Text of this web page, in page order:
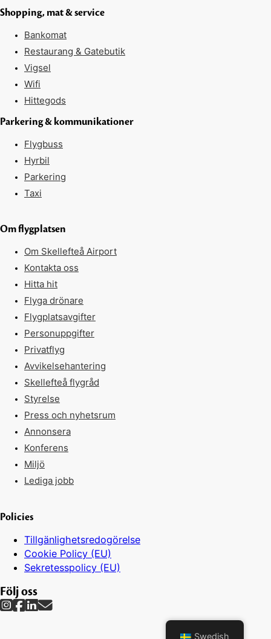
Shopping, mat & service
Bankomat
Restaurang & Gatebutik
Vigsel
Wifi
Hittegods
Parkering & kommunikationer
Flygbuss
Hyrbil
Parkering
Taxi
Om flygplatsen
Om Skellefteå Airport
Kontakta oss
Hitta hit
Flyga drönare
Flygplatsavgifter
Personuppgifter
Privatflyg
Avvikelsehantering
Skellefteå flygråd
Styrelse
Press och nyhetsrum
Annonsera
Konferens
Miljö
Lediga jobb
Policies
Tillgänlighetsredogörelse
Cookie Policy (EU)
Sekretesspolicy (EU)
Följ oss
Swedish